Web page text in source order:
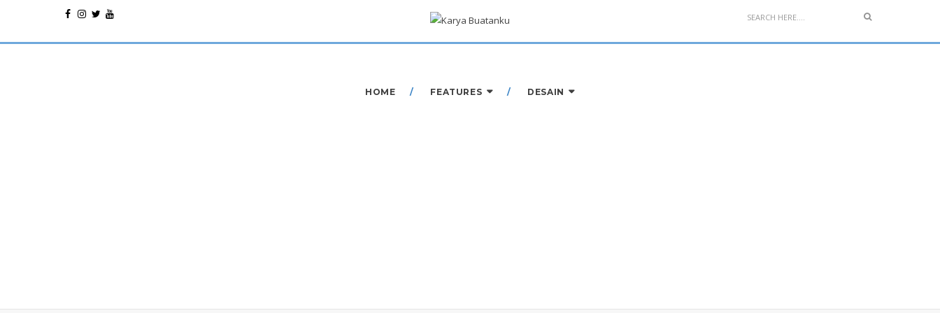
HOME FEATURES DESAIN